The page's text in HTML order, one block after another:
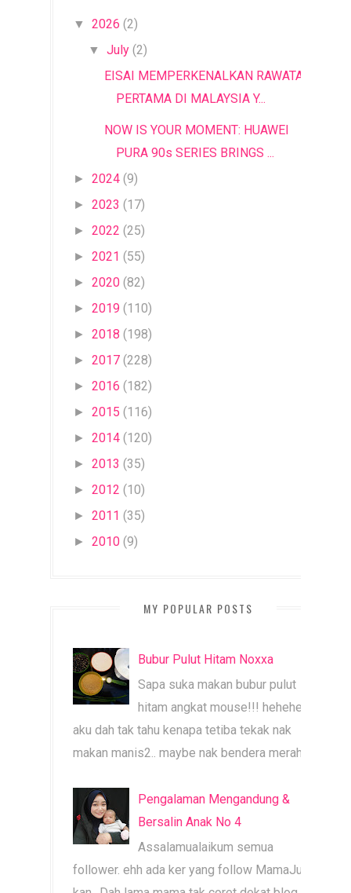
▼ 2026 (2)
▼ July (2)
EISAI MEMPERKENALKAN RAWATAN
PERTAMA DI MALAYSIA Y...
NOW IS YOUR MOMENT: HUAWEI
PURA 90s SERIES BRINGS ...
► 2024 (9)
► 2023 (17)
► 2022 (25)
► 2021 (55)
► 2020 (82)
► 2019 (110)
► 2018 (198)
► 2017 (228)
► 2016 (182)
► 2015 (116)
► 2014 (120)
► 2013 (35)
► 2012 (10)
► 2011 (35)
► 2010 (9)
MY POPULAR POSTS
Bubur Pulut Hitam Noxxa
Sapa suka makan bubur pulut
hitam angkat mouse!!! heheheh
aku dah tak tahu kenapa tetiba tekak nak
makan manis2.. maybe nak bendera merah b...
Pengalaman Mengandung &
Bersalin Anak No 4
Assalamualaikum semua
follower. ehh ada ker yang follow MamaJue ni